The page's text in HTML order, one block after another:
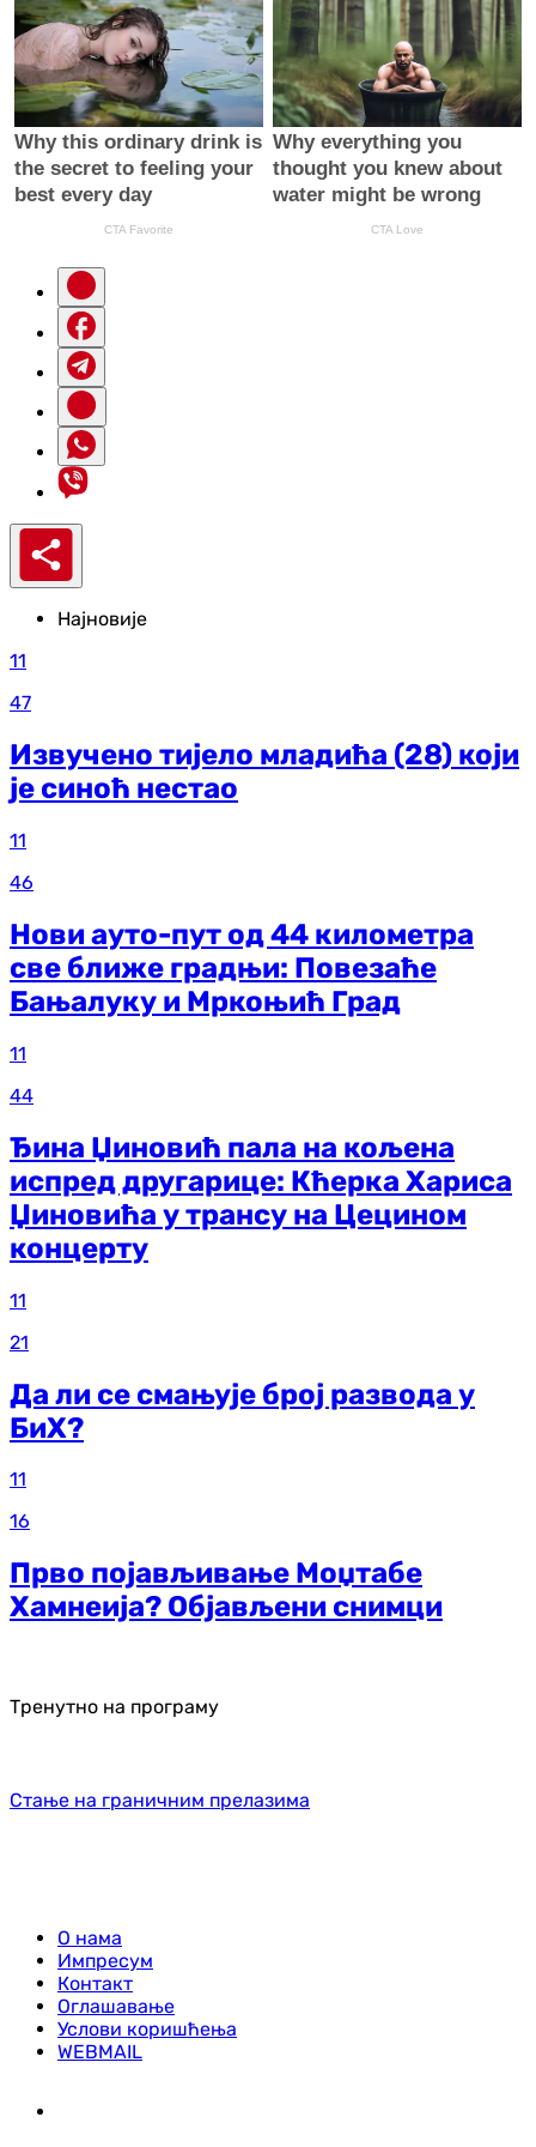
Најновије
11
47
Извучено тијело младића (28) који
је синоћ нестао
11
46
Нови ауто-пут од 44 километра
све ближе градњи: Повезаће
Бањалуку и Мркоњић Град
11
44
Ђина Џиновић пала на кољена
испред другарице: Кћерка Хариса
Џиновића у трансу на Цецином
концерту
11
21
Да ли се смањује број развода у
БиХ?
11
16
Прво појављивање Моџтабе
Хамнеија? Објављени снимци
Тренутно на програму
Стање на граничним прелазима
О нама
Импресум
Контакт
Оглашавање
Услови коришћења
WEBMAIL